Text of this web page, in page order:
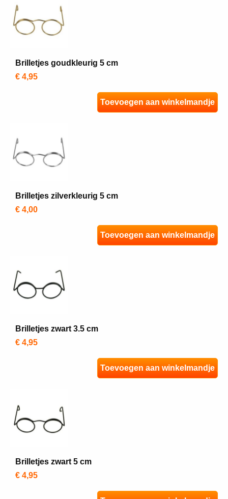
Brilletjes goudkleurig 5 cm
€ 4,95
Toevoegen aan winkelmandje
Brilletjes zilverkleurig 5 cm
€ 4,00
Toevoegen aan winkelmandje
Brilletjes zwart 3.5 cm
€ 4,95
Toevoegen aan winkelmandje
Brilletjes zwart 5 cm
€ 4,95